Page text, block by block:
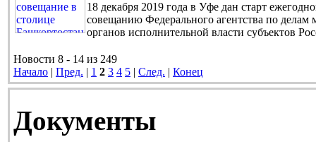
18 декабря 2019 года в Уфе дан старт
совещанию Федерального агентства по делам
органов исполнительной власти субъектов
Новости 8 - 14 из 249
Начало | Пред. | 1 2 3 4 5 | След. | Конец
Документы